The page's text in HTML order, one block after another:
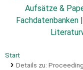
Aufsätze &
Fachdatenbanken
Start
Details zu: